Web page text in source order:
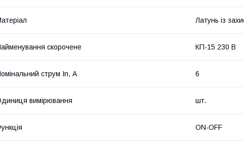
Латунь із
скорочене КП-15 230 В
струм In, А 6
вимірювання шт.
ON-OFF